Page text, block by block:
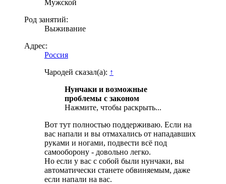
Мужской
Род занятий:
Выживание
Адрес:
Россия
Чародей сказал(а): ↑
Нунчаки и возможные
проблемы с законом
Нажмите, чтобы раскрыть...
Вот тут полностью поддерживаю. Если на
вас напали и вы отмахались от нападавших
руками и ногами, подвести всё под
самооборону - довольно легко.
Но если у вас с собой были нунчаки, вы
автоматически станете обвиняемым, даже
если напали на вас.